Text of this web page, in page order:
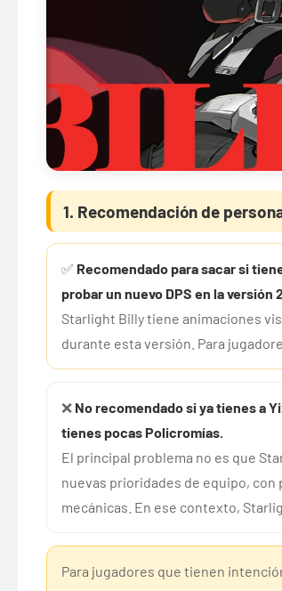
1. Recomendación de
✅ Recomendado para sacar si
probar un nuevo DPS en la versión
Starlight Billy tiene animaciones
durante esta versión. Para
❌ No recomendado si ya tienes a
tienes pocas Policromías.
El principal problema no es que
nuevas prioridades de equipo, con
mecánicas. En ese contexto,
Para jugadores que tienen